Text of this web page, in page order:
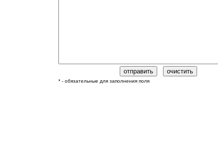
* - обязательные для заполнения поля